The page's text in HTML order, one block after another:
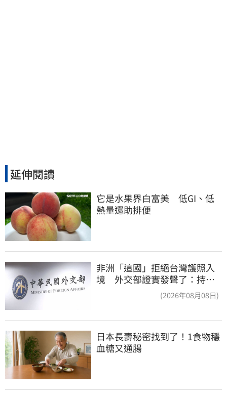
延伸閱讀
它是水果界白富美　低GI、低
熱量還助排便
非洲「這國」拒絕台灣護照入
境 外交部證實發聲了：持續
(2026年08月08日)
日本長壽秘密找到了！1食物穩
血糖又通腸